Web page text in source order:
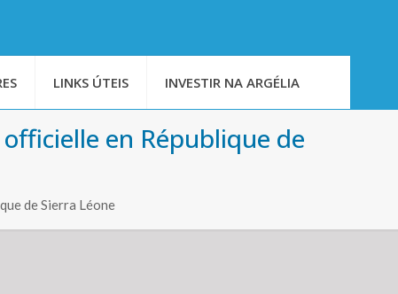
LINKS ÚTEIS INVESTIR NA ARGÉLIA
en République de
de Sierra Léone